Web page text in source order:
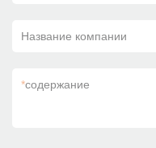
Название компании
*содержание